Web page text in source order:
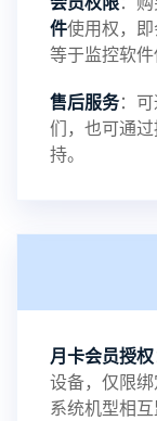
录文件改为自
提示：
提示1：为避
件至本地请先
鲸监控存在
件使用权，
等于监控软件
售后服务：
们，也可通
持。
月卡会员授权
设备，仅限
系统机型相